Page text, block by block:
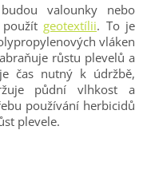
valounky nebo
geotextílii. To je
vláken
růstu plevelů a
čas nutný k údržbě,
půdní vlhkost a
používání herbicidů
plevele.